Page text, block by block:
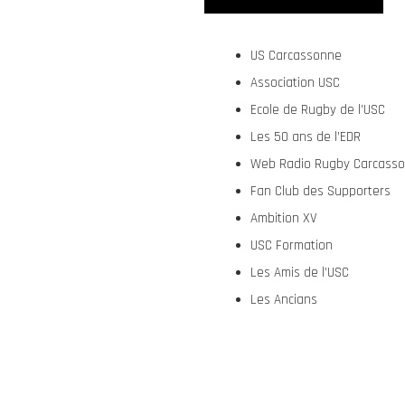
US Carcassonne
Association USC
Ecole de Rugby de l’USC
Les 50 ans de l’EDR
Web Radio Rugby
Fan Club des Supporters
Ambition XV
USC Formation
Les Amis de l’USC
Les Ancians